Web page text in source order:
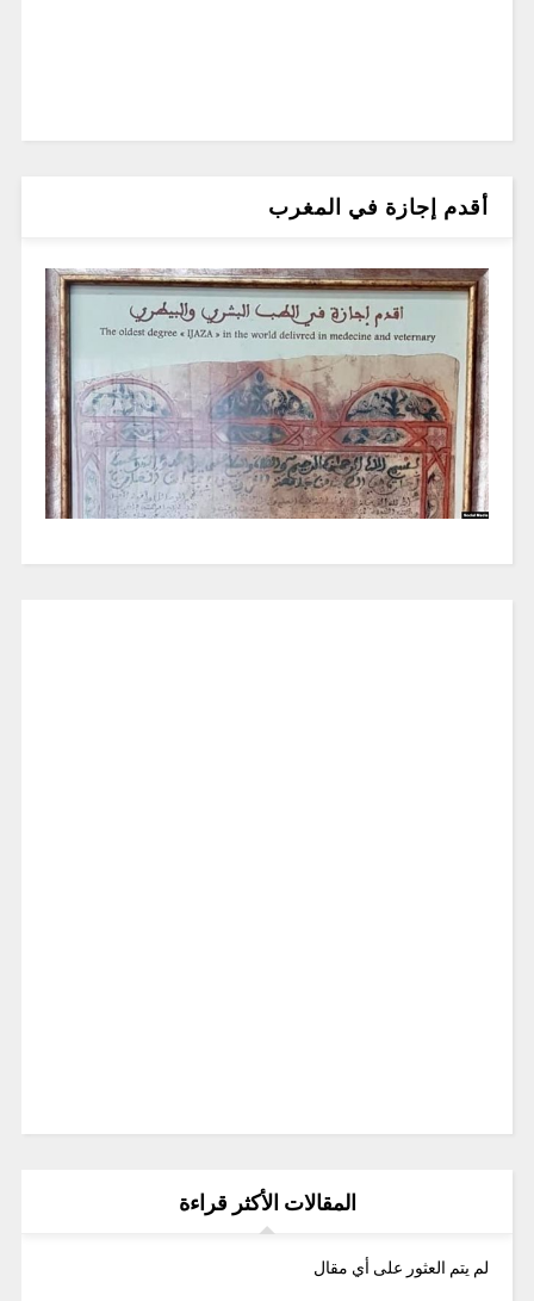
أقدم إجازة في المغرب
المقالات الأكثر قراءة
لم يتم العثور على أي مقال